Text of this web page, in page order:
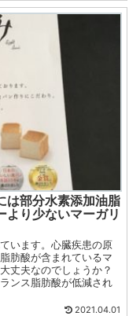
は部分水素添加油脂
より少ないマーガリ
います。心臓疾患の原
肪酸が含まれているマ
丈夫なのでしょうか？
ンス脂肪酸が低減され
2021.04.01